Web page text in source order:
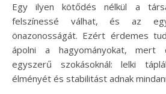
Egy ilyen kötődés nélkül a
felszínessé válhat, és az
önazonosságát. Ezért érdemes
ápolni a hagyományokat, mert
egyszerű szokásoknál: lelki
élményét és stabilitást adnak